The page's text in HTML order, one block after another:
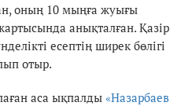
оның 10 мыңға жуығы
анықталған. Қазір
есептің ширек бөлігі
отыр.
аса ықпалды«Назарбаев